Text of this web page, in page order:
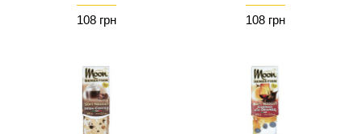
108 грн
108 грн